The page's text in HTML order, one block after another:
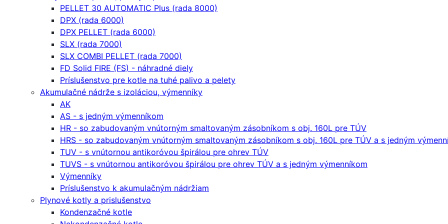
PELLET 30 AUTOMATIC Plus (rada 8000)
DPX (rada 6000)
DPX PELLET (rada 6000)
SLX (rada 7000)
SLX COMBI PELLET (rada 7000)
FD Solid FIRE (FS) - náhradné diely
Príslušenstvo pre kotle na tuhé palivo a pelety
Akumulačné nádrže s izoláciou, výmenníky
AK
AS - s jedným výmenníkom
HR - so zabudovaným vnútorným smaltovaným zásobníkom s obj. 160L pre TÚV
HRS - so zabudovaným vnútorným smaltovaným zásobníkom s obj. 160L pre TÚV a s jedným
TUV - s vnútornou antikoróvou špirálou pre ohrev TÚV
TUVS - s vnútornou antikoróvou špirálou pre ohrev TÚV a s jedným výmenníkom
Výmenníky
Príslušenstvo k akumulačným nádržiam
Plynové kotly a prislušenstvo
Kondenzačné kotle